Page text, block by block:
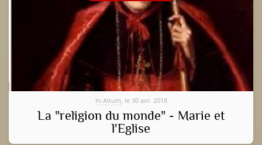
In Altum, le 30 avr. 2018
La "religion du monde" - Marie et
l'Eglise